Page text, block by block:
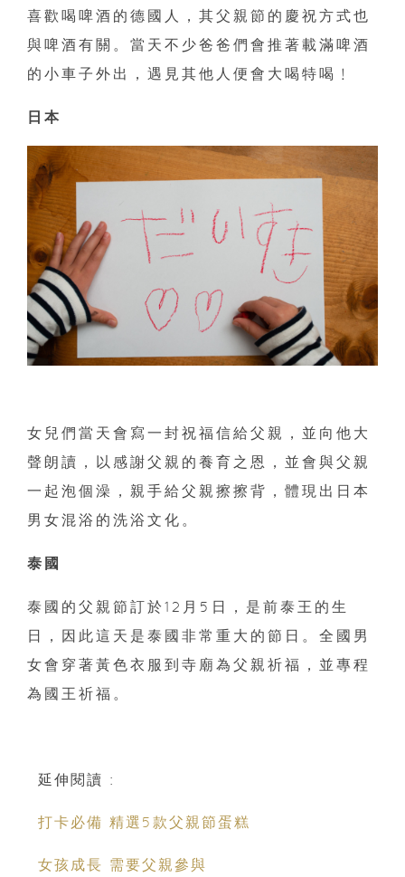
喜歡喝啤酒的德國人，其父親節的慶祝方式也
與啤酒有關。當天不少爸爸們會推著載滿啤酒
的小車子外出，遇見其他人便會大喝特喝﹗
日本
女兒們當天會寫一封祝福信給父親，並向他大
聲朗讀，以感謝父親的養育之恩，並會與父親
一起泡個澡，親手給父親擦擦背，體現出日本
男女混浴的洗浴文化。
泰國
泰國的父親節訂於12月5日，是前泰王的生
日，因此這天是泰國非常重大的節日。全國男
女會穿著黃色衣服到寺廟為父親祈福，並專程
為國王祈福。
延伸閱讀 :
打卡必備 精選5款父親節蛋糕
女孩成長 需要父親參與